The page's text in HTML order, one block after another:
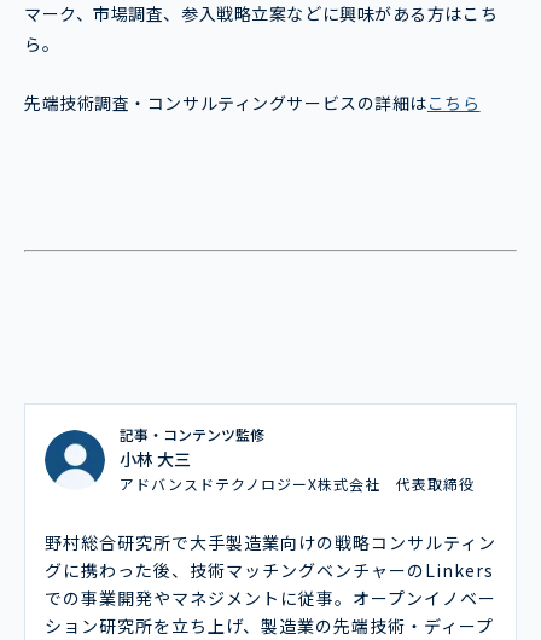
マーク、市場調査、参入戦略立案などに興味がある方はこち
ら。
先端技術調査・コンサルティングサービスの詳細はこちら
記事・コンテンツ監修
小林 大三
アドバンスドテクノロジーX株式会社 代表取締役
野村総合研究所で大手製造業向けの戦略コンサルティン
グに携わった後、技術マッチングベンチャーのLinkers
での事業開発やマネジメントに従事。オープンイノベー
ション研究所を立ち上げ、製造業の先端技術・ディープ